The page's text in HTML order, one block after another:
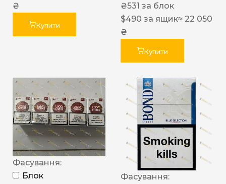
₴
Купити
₴531 за блок
$490 за ящик≈ 22 050
₴
Купити
Фасування:
Блок
Фасування: